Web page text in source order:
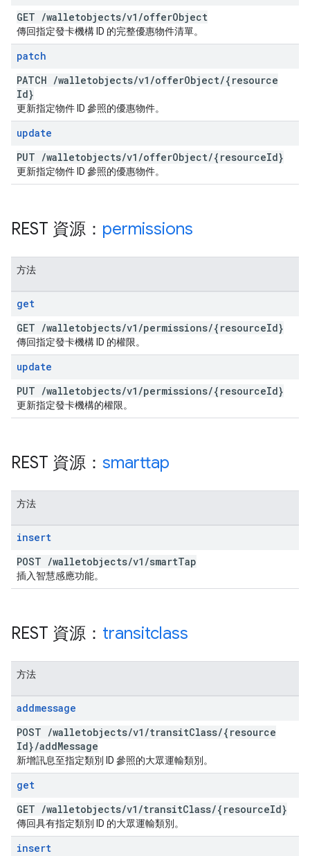
GET /walletobjects/v1 /offerObject
傳回指定發卡機構 ID 的完整優惠物件清單。
patch
PATCH /walletobjects/v1 /offerObject/{resource
Id}
更新指定物件 ID 參照的優惠物件。
update
PUT /walletobjects/v1 /offerObject/{resourceId}
更新指定物件 ID 參照的優惠物件。
REST 資源： permissions
方法
get
GET /walletobjects/v1 /permissions/{resourceId}
傳回指定發卡機構 ID 的權限。
update
PUT /walletobjects/v1 /permissions/{resourceId}
更新指定發卡機構的權限。
REST 資源： smarttap
方法
insert
POST /walletobjects/v1 /smartTap
插入智慧感應功能。
REST 資源： transitclass
方法
addmessage
POST /walletobjects/v1 /transitClass/{resource
Id}/addMessage
新增訊息至指定類別 ID 參照的大眾運輸類別。
get
GET /walletobjects/v1 /transitClass/{resourceId}
傳回具有指定類別 ID 的大眾運輸類別。
insert